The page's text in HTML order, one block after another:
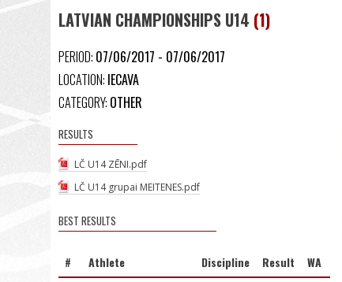
LATVIAN CHAMPIONSHIPS U14 (1)
PERIOD: 07/06/2017 - 07/06/2017
LOCATION: IECAVA
CATEGORY: OTHER
RESULTS
LČ U14 ZĒNI.pdf
LČ U14 grupai MEITENES.pdf
BEST RESULTS
# Athlete Discipline Result WA